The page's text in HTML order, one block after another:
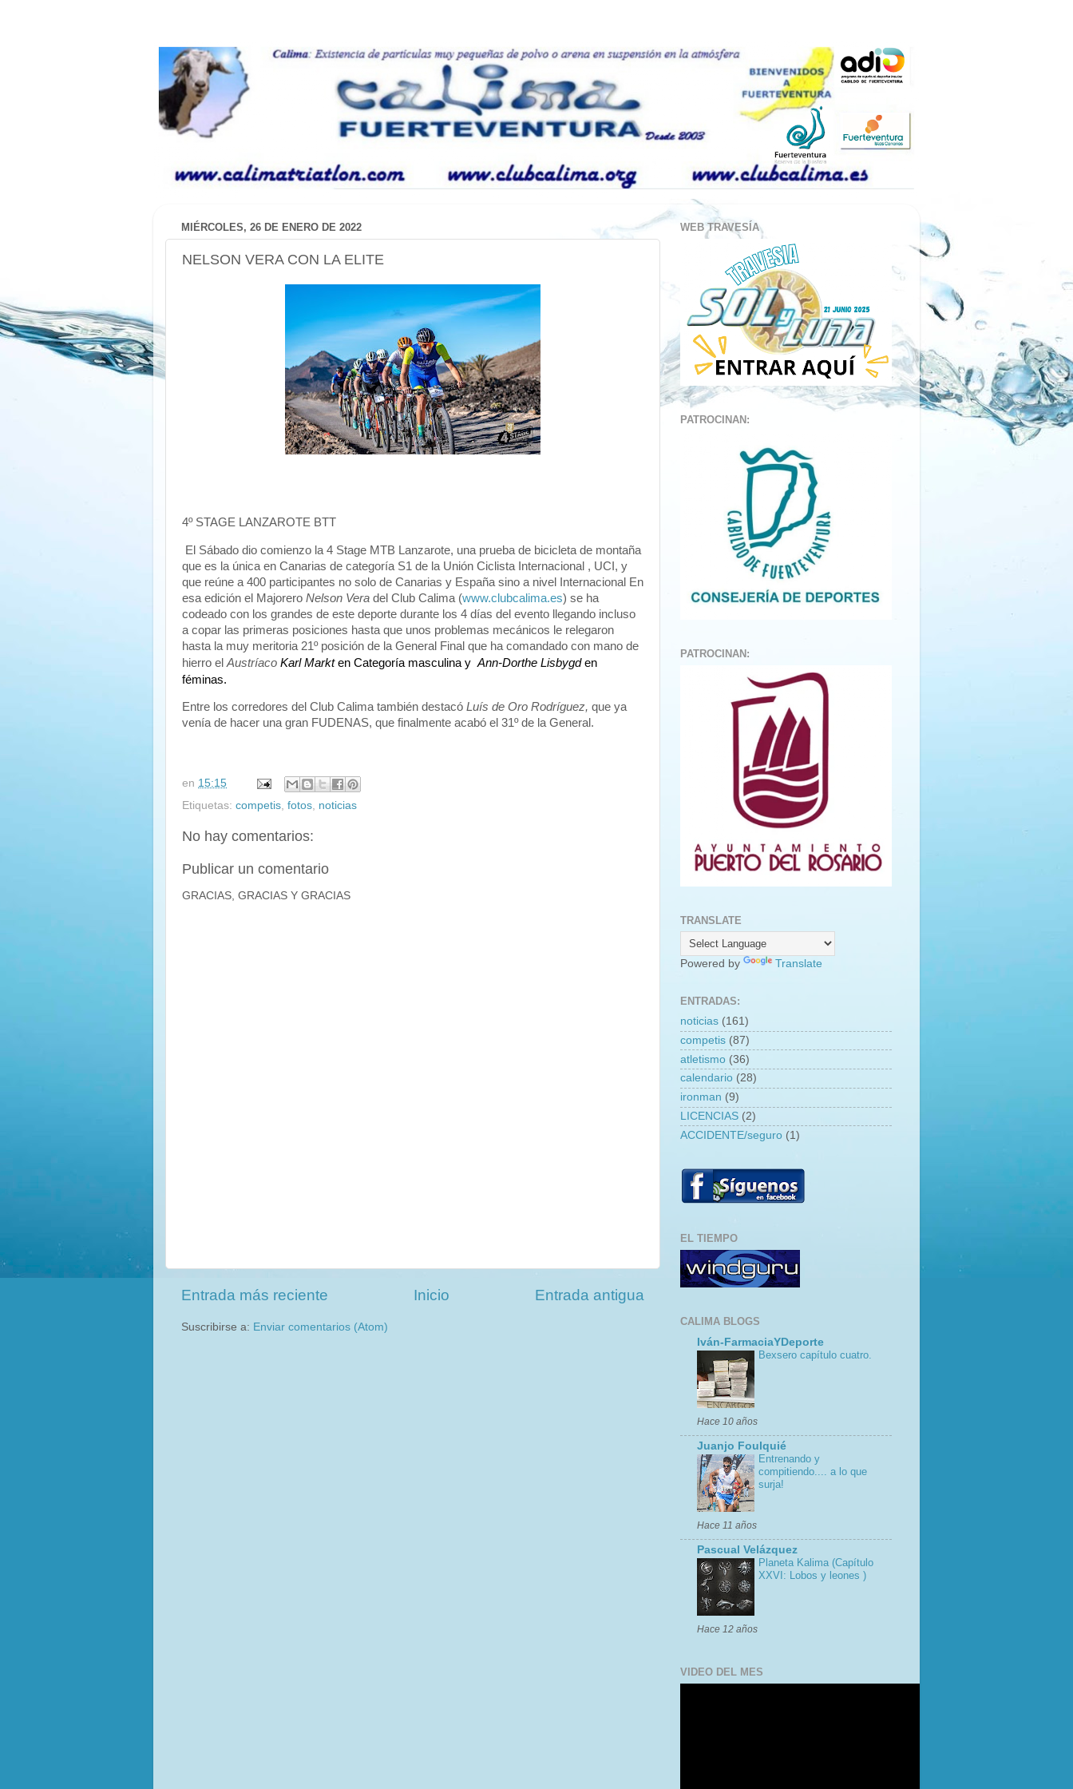
MIÉRCOLES, 26 DE ENERO DE 2022
NELSON VERA CON LA ELITE
4º STAGE LANZAROTE BTT
El Sábado dio comienzo la 4 Stage MTB Lanzarote, una prueba de bicicleta de montaña
que es la única en Canarias de categoría S1 de la Unión Ciclista Internacional , UCI, y
que reúne a 400 participantes no solo de Canarias y España sino a nivel Internacional En
esa edición el Majorero Nelson Vera del Club Calima (www.clubcalima.es) se ha
codeado con los grandes de este deporte durante los 4 días del evento llegando incluso
a copar las primeras posiciones hasta que unos problemas mecánicos le relegaron
hasta la muy meritoria 21º posición de la General Final que ha comandado con mano de
hierro el Austríaco Karl Markten Categoría masculina y Ann-Dorthe Lisbygden
féminas.
Entre los corredores del Club Calima también destacó Luís de Oro Rodríguez, que ya
venía de hacer una gran FUDENAS, que finalmente acabó el 31º de la General.
en 15:15
Etiquetas: competis fotos noticias
No hay comentarios:
Publicar un comentario
GRACIAS, GRACIAS Y GRACIAS
Entrada más reciente Entrada antigua
Inicio
Suscribirse a: Enviar comentarios (Atom)
WEB TRAVESÍA
PATROCINAN:
PATROCINAN:
TRANSLATE
Powered by Translate
ENTRADAS:
noticias (161)
competis (87)
atletismo (36)
calendario (28)
ironman (9)
LICENCIAS (2)
ACCIDENTE/seguro (1)
EL TIEMPO
CALIMA BLOGS
Iván-FarmaciaYDeporte
Bexsero capítulo cuatro.
Hace 10 años
Juanjo Foulquié
Entrenando y
compitiendo.... a lo que
surja!
Hace 11 años
Pascual Velázquez
Planeta Kalima (Capítulo
XXVI: Lobos y leones )
Hace 12 años
VIDEO DEL MES